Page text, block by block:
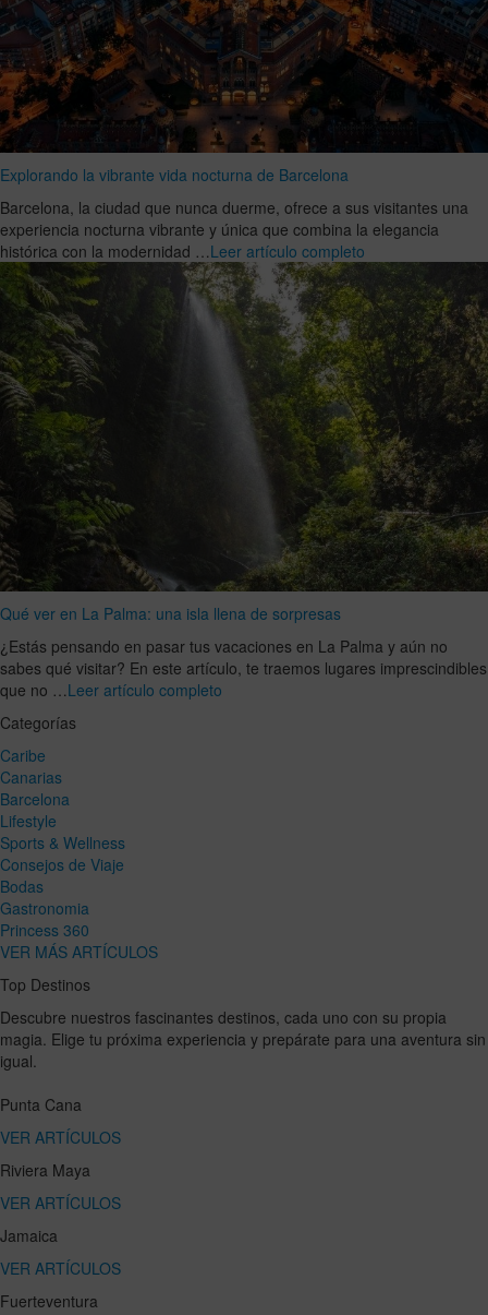
Explorando la vibrante vida nocturna de Barcelona
Barcelona, la ciudad que nunca duerme, ofrece a sus visitantes una
experiencia nocturna vibrante y única que combina la elegancia
histórica con la modernidad …Leer artículo completo
Qué ver en La Palma: una isla llena de sorpresas
¿Estás pensando en pasar tus vacaciones en La Palma y aún no
sabes qué visitar? En este artículo, te traemos lugares imprescindibles
que no …Leer artículo completo
Categorías
Caribe
Canarias
Barcelona
Lifestyle
Sports & Wellness
Consejos de Viaje
Bodas
Gastronomia
Princess 360
VER MÁS ARTÍCULOS
Top Destinos
Descubre nuestros fascinantes destinos, cada uno con su propia
magia. Elige tu próxima experiencia y prepárate para una aventura sin
igual.
Punta Cana
VER ARTÍCULOS
Riviera Maya
VER ARTÍCULOS
Jamaica
VER ARTÍCULOS
Fuerteventura